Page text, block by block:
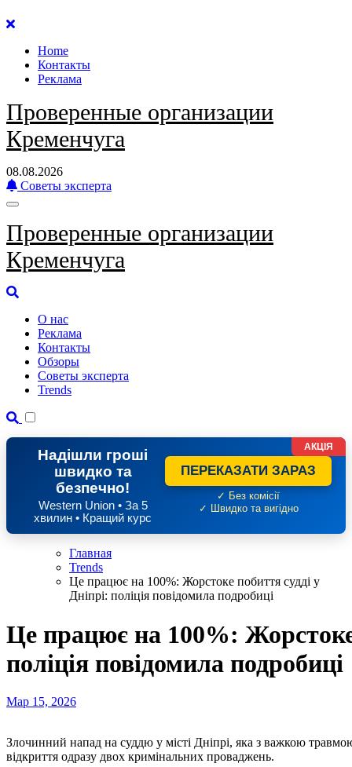
Перейти
содержанию
Home
Контакты
Реклама
Проверенные организации
Кременчуга
08.08.2026
Советы эксперта
Проверенные организации
Кременчуга
О нас
Реклама
Контакты
Обзоры
Советы эксперта
Trends
Надішли гроші
швидко та
безпечно!
Western Union • За 5
хвилин • Кращий курс
ПЕРЕКАЗАТИ ЗАРАЗ
✓ Без комісії
✓ Швидко та вигідно
АКЦІЯ
Главная
Trends
Це працює на 100%: Жорстоке побиття судді у
Дніпрі: поліція повідомила подробиці
Це працює на 100%: Жорстоке
поліція повідомила подробиці
Мар 15, 2026
Злочинний напад на суддю у місті Дніпрі, яка з важкою травмою голови тепер перебуває в лікарні, став підставою для
відкриття одразу двох кримінальних проваджень.